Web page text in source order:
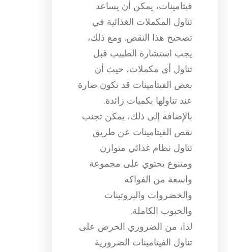
فيتامينات، يمكن أن يساعد
تناول المكملات الغذائية في
تصحيح هذا النقص. ومع ذلك،
يجب استشارة الطبيب قبل
تناول أي مكملات، حيث أن
بعض الفيتامينات قد تكون ضارة
عند تناولها بكميات زائدة.
بالإضافة إلى ذلك، يمكن تجنب
نقص الفيتامينات عن طريق
تناول نظام غذائي متوازن
ومتنوع يحتوي على مجموعة
واسعة من الفواكه
والخضروات والبروتينات
والحبوب الكاملة.
لذا، من الضروري الحرص على
تناول الفيتامينات الضرورية